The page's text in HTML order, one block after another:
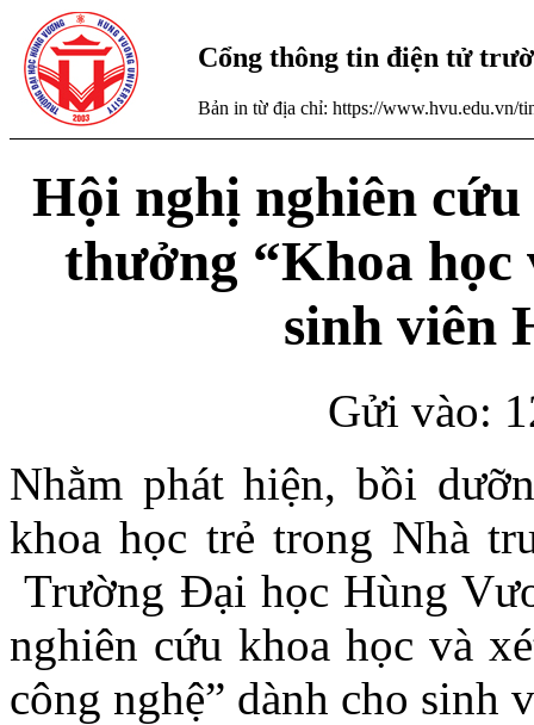
Cổng thông tin điện tử
Bản in từ địa chỉ: https://www.hvu.edu.vn/
Hội nghị nghiên
thưởng “Khoa học
sinh viên
Gửi vào:
Nhằm phát hiện, bồi
khoa học trẻ trong Nhà
Trường Đại học Hùng
nghiên cứu khoa học và
công nghệ” dành cho sinh